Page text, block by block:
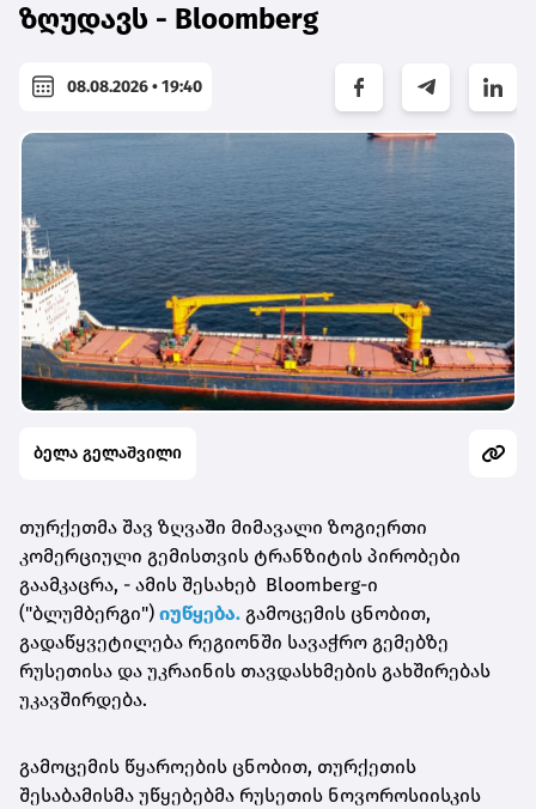
ზღუდავს - Bloomberg
08.08.2026 • 19:40
ბელა გელაშვილი
თურქეთმა შავ ზღვაში მიმავალი ზოგიერთი
კომერციული გემისთვის ტრანზიტის პირობები
გაამკაცრა, - ამის შესახებ Bloomberg-ი
("ბლუმბერგი") იუწყება. გამოცემის ცნობით,
გადაწყვეტილება რეგიონში სავაჭრო გემებზე
რუსეთისა და უკრაინის თავდასხმების გახშირებას
უკავშირდება.
გამოცემის წყაროების ცნობით, თურქეთის
შესაბამისმა უწყებებმა რუსეთის ნოვოროსიისკის